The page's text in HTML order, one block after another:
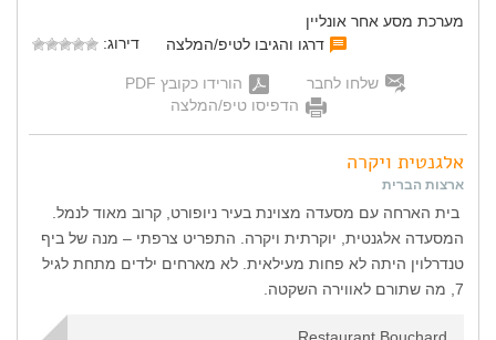
מערכת מסע אחר אונליין
דרגו והגיבו לטיפ/המלצה
דירוג:
שלחו לחבר
הורידו כקובץ PDF
הדפיסו טיפ/המלצה
אלגנטית ויקרה
ארצות הברית
בית הארחה עם מסעדה מצוינת בעיר ניופורט, קרוב מאוד לנמל.
המסעדה אלגנטית, יוקרתית ויקרה. התפריט צרפתי – מנה של ביף
טנדרלוין היתה לא פחות מעילאית. לא מארחים ילדים מתחת לגיל
7, מה שתורם לאווירה השקטה.
Restaurant Bouchard